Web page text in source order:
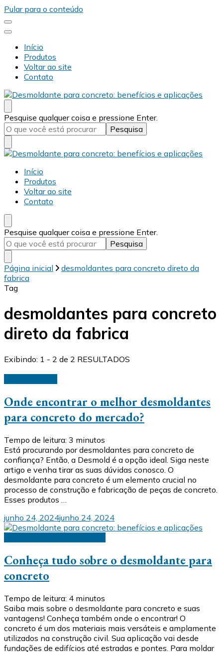
Pular para o conteúdo
Início
Produtos
Voltar ao site
Contato
Desmold
Blog Desmold
Procurando
algo?
Pesquise qualquer coisa e pressione Enter.
Desmold
Blog Desmold
Início
Produtos
Voltar ao site
Contato
Procurando
algo?
Pesquise qualquer coisa e pressione Enter.
Página inicial
desmoldantes para concreto direto da
fabrica
Tag
desmoldantes para concreto
direto da fabrica
Exibindo: 1 - 2 de 2 RESULTADOS
Onde encontrar o melhor desmoldantes
para concreto do mercado?
Tempo de leitura: 3 minutos
Está procurando por desmoldantes para concreto de
confiança? Então, a Desmold é a opção ideal. Siga neste
artigo e venha tirar as suas dúvidas conosco. O
desmoldante para concreto é um elemento crucial no
processo de construção e fabricação de peças de concreto.
Esses produtos …
junho 24, 2024junho 24, 2024
Conheça tudo sobre o desmoldante para
concreto
Tempo de leitura: 4 minutos
Saiba mais sobre o desmoldante para concreto e suas
vantagens! Conheça também onde o encontrar! O
concreto é um dos materiais mais versáteis e amplamente
utilizados na construção civil. Sua aplicação vai desde
fundações de edifícios até estradas e pontes. Para moldar